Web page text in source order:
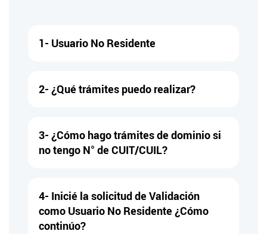
1- Usuario No Residente
2- ¿Qué trámites puedo realizar?
3- ¿Cómo hago trámites de dominio si
no tengo N° de CUIT/CUIL?
4- Inicié la solicitud de Validación
como Usuario No Residente ¿Cómo
continúo?